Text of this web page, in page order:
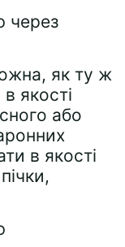
як ту ж
якості
або
в якості